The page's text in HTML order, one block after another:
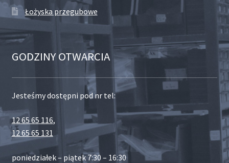
Łożyska przegubowe
GODZINY OTWARCIA
Jesteśmy dostępni pod nr tel:
12 65 65 116,
12 65 65 131
poniedziałek – piątek 7:30 – 16:30